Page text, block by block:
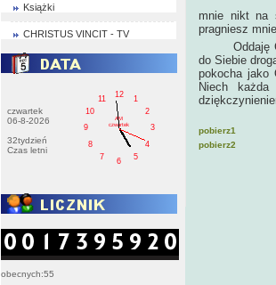
Książki
CHRISTUS VINCIT - TV
czwartek
06-8-2026
32tydzień
Czas letni
1
2
3
4
5
6
7
8
9
10
11
12
AM
czwartek
obecnych:55
mnie nikt na
pragniesz
Oddaję Ci
do Siebie
pokocha jako
Niech
pobierz1
pobierz2